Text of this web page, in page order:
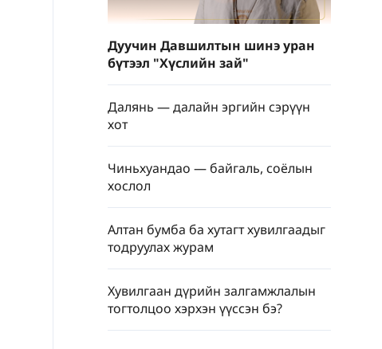
Дуучин Давшилтын шинэ уран
бүтээл "Хүслийн зай"
Далянь — далайн эргийн сэрүүн
хот
Чиньхуандао — байгаль, соёлын
хослол
Алтан бумба ба хутагт хувилгаадыг
тодруулах журам
Хувилгаан дүрийн залгамжлалын
тогтолцоо хэрхэн үүссэн бэ?